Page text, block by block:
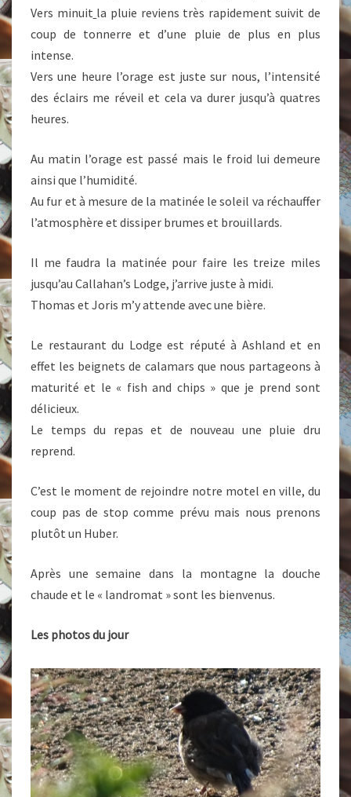
Vers minuit la pluie reviens très rapidement suivit de
coup de tonnerre et d’une pluie de plus en plus
intense.
Vers une heure l’orage est juste sur nous, l’intensité
des éclairs me réveil et cela va durer jusqu’à quatres
heures.
Au matin l’orage est passé mais le froid lui demeure
ainsi que l’humidité.
Au fur et à mesure de la matinée le soleil va réchauffer
l’atmosphère et dissiper brumes et brouillards.
Il me faudra la matinée pour faire les treize miles
jusqu’au Callahan’s Lodge, j’arrive juste à midi.
Thomas et Joris m’y attende avec une bière.
Le restaurant du Lodge est réputé à Ashland et en
effet les beignets de calamars que nous partageons à
maturité et le « fish and chips » que je prend sont
délicieux.
Le temps du repas et de nouveau une pluie dru
reprend.
C’est le moment de rejoindre notre motel en ville, du
coup pas de stop comme prévu mais nous prenons
plutôt un Huber.
Après une semaine dans la montagne la douche
chaude et le « landromat » sont les bienvenus.
Les photos du jour